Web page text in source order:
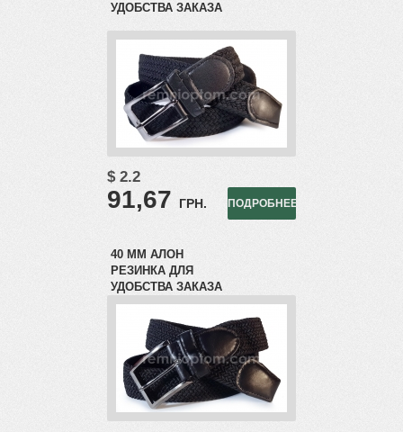
УДОБСТВА ЗАКАЗА
$ 2.2
91,67 ГРН. ПОДРОБНЕЕ
40 ММ АЛОН
РЕЗИНКА ДЛЯ
УДОБСТВА ЗАКАЗА